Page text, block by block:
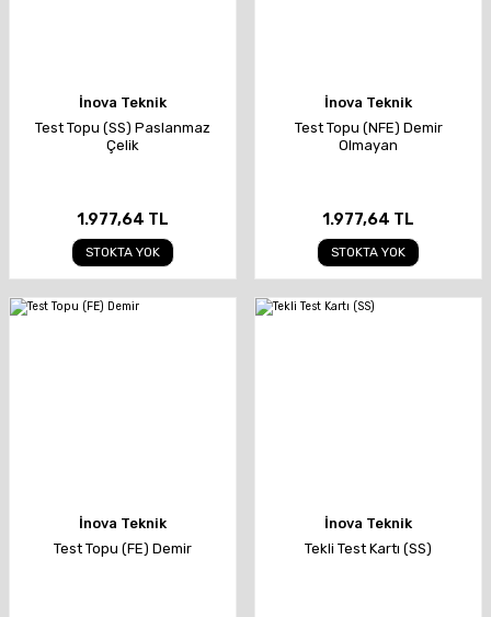
İnova Teknik
Test Topu (SS) Paslanmaz
Çelik
1.977,64 TL
STOKTA YOK
İnova Teknik
Test Topu (NFE) Demir
Olmayan
1.977,64 TL
STOKTA YOK
İnova Teknik
Test Topu (FE) Demir
İnova Teknik
Tekli Test Kartı (SS)